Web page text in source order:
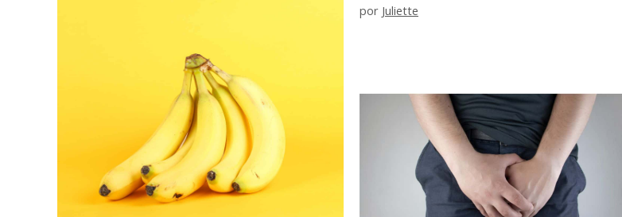
por Juliette